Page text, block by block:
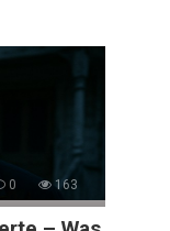
0 163